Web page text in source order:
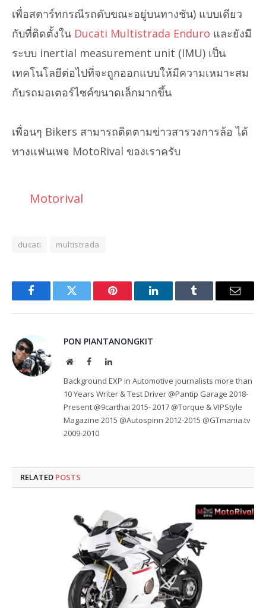
เพื่อสตาร์ทกรณีรถดับขณะอยู่บนทางชัน) แบบเดียว
กับที่ติดตั้งใน Ducati Multistrada Enduro และยังมี
ระบบ inertial measurement unit (IMU) เป็น
เทคโนโลยีต่อไปที่จะถูกออกแบบให้มีความเหมาะสม
กับรถมอเตอร์ไซค์ขนาดเล็กมากขึ้น
เพื่อนๆ Bikers สามารถติดตามข่าวสารวงการล้อ ได้
ทางแฟนเพจ MotoRival ของเราครับ
Motorival
ducati multistrada
FacebookTwitter Pinterest LinkedInTumblr Email
PON PIANTANONGKIT
WebsiteFacebookLinkedIn
Background EXP in Automotive journalists more than
10 Years Writer & Test Driver @Pantip Garage 2018-
Present @9carthai 2015- 2017 @Torque & VIPStyle
Magazine 2015 @Autospinn 2012-2015 @GTmania.tv
2009-2010
RELATED POSTS